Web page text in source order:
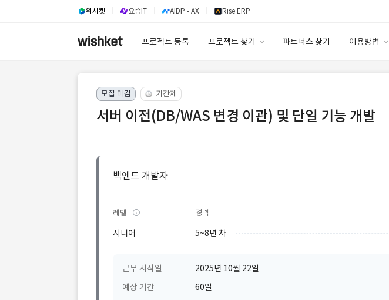
위시켓 요즘IT AIDP - AX Rise ERP
프로젝트 등록 프로젝트 찾기 파트너스 찾기 이용방법
이용요금
고객센터
모집 마감 기간제
서버 이전(DB/WAS 변경 이관) 및 단일 기능 개발
백엔드 개발자
레벨 경력
시니어 5~8년 차
근무 시작일
2025년 10월 22일
예상 기간
60일